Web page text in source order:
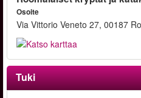
Osoite
Via Vittorio Veneto 27, 00187
Tuki